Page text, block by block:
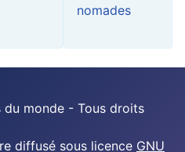
nomades
monde - Tous droits
diffusé sous licence GNU